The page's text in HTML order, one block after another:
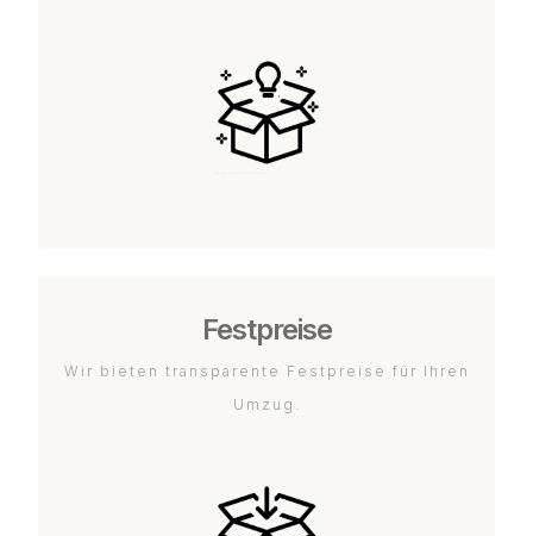
Festpreise
Wir bieten transparente Festpreise für Ihren
Umzug.